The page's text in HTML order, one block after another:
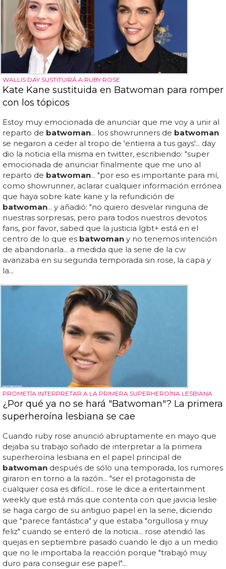
WALLIS DAY SUSTITUIRÁ A RUBY ROSE
Kate Kane sustituida en Batwoman para romper
con los tópicos
Estoy muy emocionada de anunciar que me voy a unir al
reparto de batwoman... los showrunners de batwoman
se negaron a ceder al tropo de 'entierra a tus gays'... day
dio la noticia ella misma en twitter, escribiendo: "super
emocionada de anunciar finalmente que me uno al
reparto de batwoman... "por eso es importante para mí,
como showrunner, aclarar cualquier información errónea
que haya sobre kate kane y la refundición de
batwoman... y añadió: "no quiero desvelar ninguna de
nuestras sorpresas, pero para todos nuestros devotos
fans, por favor, sabed que la justicia lgbt+ está en el
centro de lo que es batwoman y no tenemos intención
de abandonarla... a medida que la serie de la cw
avanzaba en su segunda temporada sin rose, la capa y
la...
PROMETÍA INTERPRETAR A LA PRIMERA SUPERHEROÍNA LESBIANA
¿Por qué ya no se hará "Batwoman"? La primera
superheroína lesbiana se cae
Cuando ruby rose anunció abruptamente en mayo que
dejaba su trabajo soñado de interpretar a la primera
superheroína lesbiana en el papel principal de
batwoman después de sólo una temporada, los rumores
giraron en torno a la razón... "ser el protagonista de
cualquier cosa es difícil... rose le dice a entertainment
weekly que está más que contenta con que javicia leslie
se haga cargo de su antiguo papel en la serie, diciendo
que "parece fantástica" y que estaba "orgullosa y muy
feliz" cuando se enteró de la noticia... rose atendió las
quejas en septiembre pasado cuando le dijo a un medio
que no le importaba la reacción porque "trabajó muy
duro para conseguir ese papel"...